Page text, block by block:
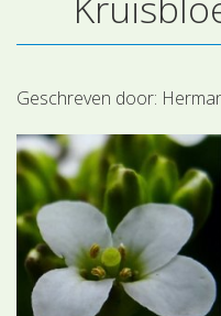
Determineren
Geschreven door: